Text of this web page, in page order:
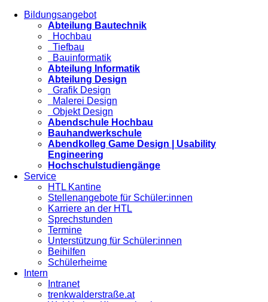
Bildungsangebot
Abteilung Bautechnik
Hochbau
Tiefbau
Bauinformatik
Abteilung Informatik
Abteilung Design
Grafik Design
Malerei Design
Objekt Design
Abendschule Hochbau
Bauhandwerkschule
Abendkolleg Game Design | Usability
Engineering
Hochschulstudiengänge
Service
HTL Kantine
Stellenangebote für Schüler:innen
Karriere an der HTL
Sprechstunden
Termine
Unterstützung für Schüler:innen
Beihilfen
Schülerheime
Intern
Intranet
trenkwalderstraße.at